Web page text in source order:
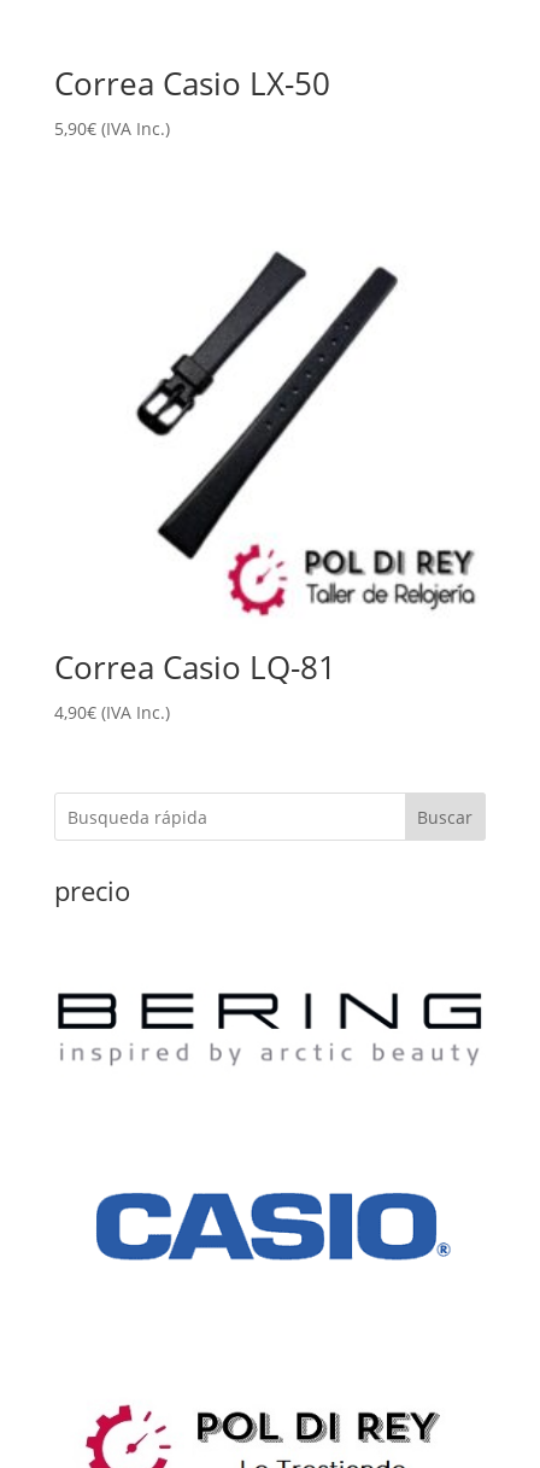
Correa Casio LX-50
5,90€ (IVA Inc.)
Correa Casio LQ-81
4,90€ (IVA Inc.)
Buscar
precio